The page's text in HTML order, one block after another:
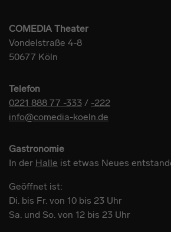
COMEDIA Theater
Vondelstraße 4-8
50677 Köln
Telefon
0221 888 77 -333 / -222
info@comedia-koeln.de
Gastronomie
In der Halle ist etwas Neues
Geöffnet ist:
Di. bis Fr. von 10 bis 23 Uhr
Sa. und So. von 12 bis 23 Uhr